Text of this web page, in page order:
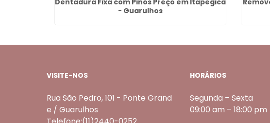
Dentadura Fixa com Pinos Preço em Itapegica
- Guarulhos
VISITE-NOS
Rua São Pedro, 101 - Ponte Grand
e / Guarulhos
HORÁRIOS
Segunda – Sexta
09:00 am – 18:00 pm